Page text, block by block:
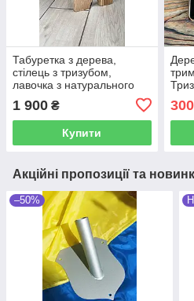
Табуретка з дерева,
стілець з тризубом,
лавочка з натурального
1 900 ₴
Купити
300
Акційні пропозиції та
–50%